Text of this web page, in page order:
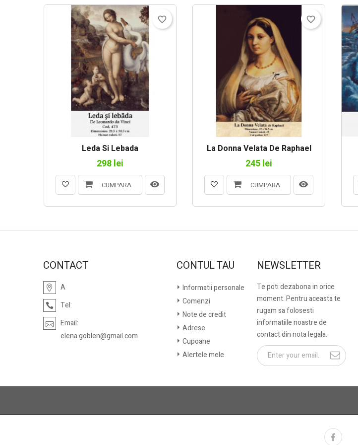
Leda Si Lebada
298 lei
CUMPARA
favorite_border
La Donna Velata De Raphael
245 lei
CUMPARA
favorite_border
CONTACT
A
Tel:
Email:
elena.goblen@gmail.com
CONTUL TAU
Informatii personale
Comenzi
Note de credit
Adrese
Cupoane
Alertele mele
NEWSLETTER
Te poti dezabona in orice
moment. Pentru aceasta te
rugam sa folosesti
informatiile noastre de
contact din nota legala.